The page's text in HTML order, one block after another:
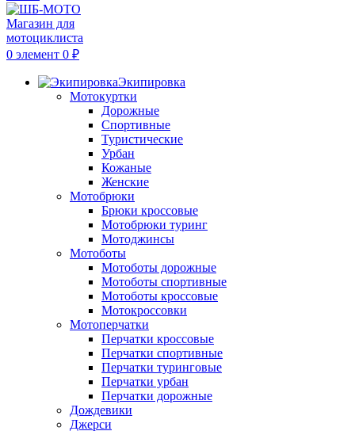
0 элемент 0 ₽
Экипировка
Мотокуртки
Дорожные
Спортивные
Туристические
Урбан
Кожаные
Женские
Мотобрюки
Брюки кроссовые
Мотобрюки туринг
Мотоджинсы
Мотоботы
Мотоботы дорожные
Мотоботы спортивные
Мотоботы кроссовые
Мотокроссовки
Мотоперчатки
Перчатки кроссовые
Перчатки спортивные
Перчатки туринговые
Перчатки урбан
Перчатки дорожные
Дождевики
Джерси